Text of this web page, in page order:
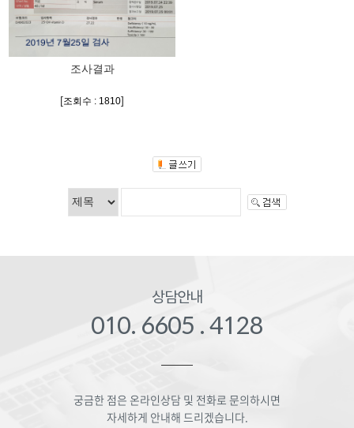
조사결과
[조회수 : 1810]
상담안내
010. 6605 . 4128
궁금한 점은 온라인상담 및 전화로 문의하시면
자세하게 안내해 드리겠습니다.